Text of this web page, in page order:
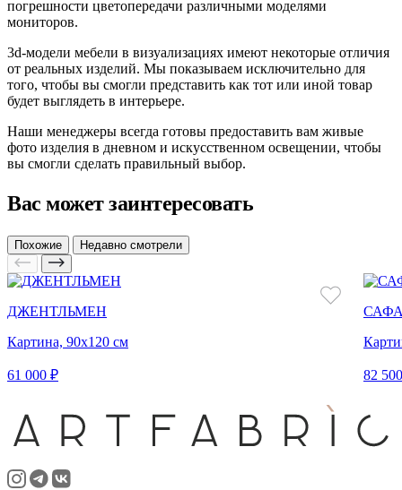
погрешности цветопередачи различными моделями
мониторов.
3d-модели мебели в визуализациях имеют некоторые отличия
от реальных изделий. Мы показываем исключительно для
того, чтобы вы смогли представить как тот или иной товар
будет выглядеть в интерьере.
Наши менеджеры всегда готовы предоставить вам живые
фото изделия в дневном и искусственном освещении, чтобы
вы смогли сделать правильный выбор.
Вас может заинтересовать
Похожие Недавно смотрели
ДЖЕНТЛЬМЕН
Картина, 90х120 см
61 000 ₽ 82